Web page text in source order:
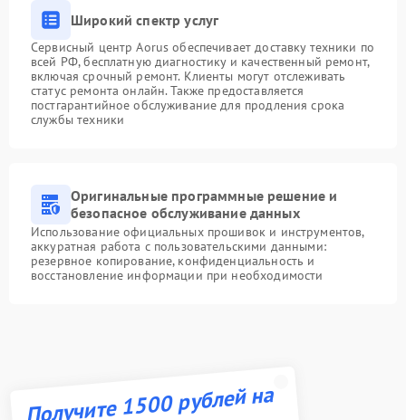
Широкий спектр услуг
Сервисный центр Aorus обеспечивает доставку техники по
всей РФ, бесплатную диагностику и качественный ремонт,
включая срочный ремонт. Клиенты могут отслеживать
статус ремонта онлайн. Также предоставляется
постгарантийное обслуживание для продления срока
службы техники
Оригинальные программные решение и
безопасное обслуживание данных
Использование официальных прошивок и инструментов,
аккуратная работа с пользовательскими данными:
резервное копирование, конфиденциальность и
восстановление информации при необходимости
Получите 1500 рублей на